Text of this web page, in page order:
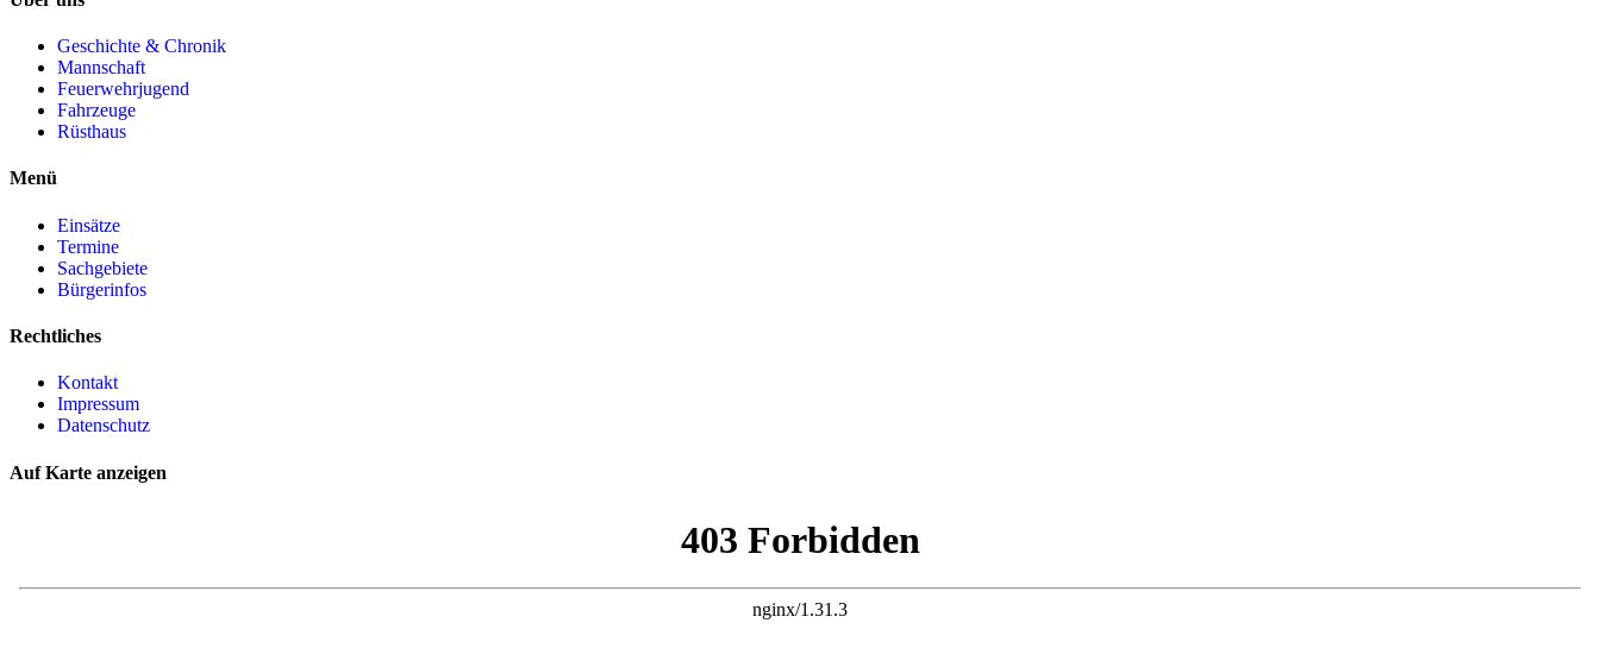
Geschichte & Chronik
Mannschaft
Feuerwehrjugend
Fahrzeuge
Rüsthaus
Menü
Einsätze
Termine
Sachgebiete
Bürgerinfos
Rechtliches
Kontakt
Impressum
Datenschutz
Auf Karte anzeigen